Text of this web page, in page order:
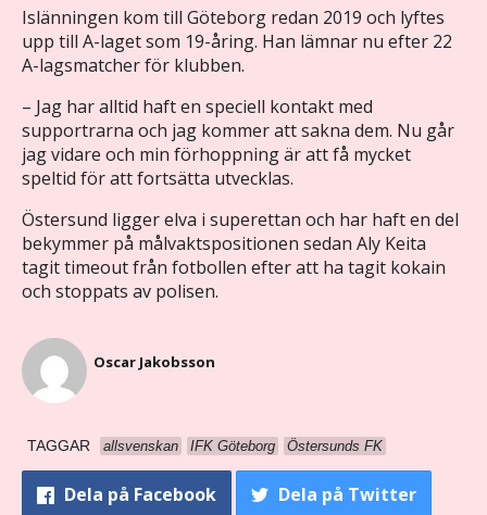
Islänningen kom till Göteborg redan 2019 och lyftes
upp till A-laget som 19-åring. Han lämnar nu efter 22
A-lagsmatcher för klubben.
– Jag har alltid haft en speciell kontakt med
supportrarna och jag kommer att sakna dem. Nu går
jag vidare och min förhoppning är att få mycket
speltid för att fortsätta utvecklas.
Östersund ligger elva i superettan och har haft en del
bekymmer på målvaktspositionen sedan Aly Keita
tagit timeout från fotbollen efter att ha tagit kokain
och stoppats av polisen.
Oscar Jakobsson
TAGGAR allsvenskan IFK Göteborg Östersunds FK
Dela på Facebook Dela på Twitter